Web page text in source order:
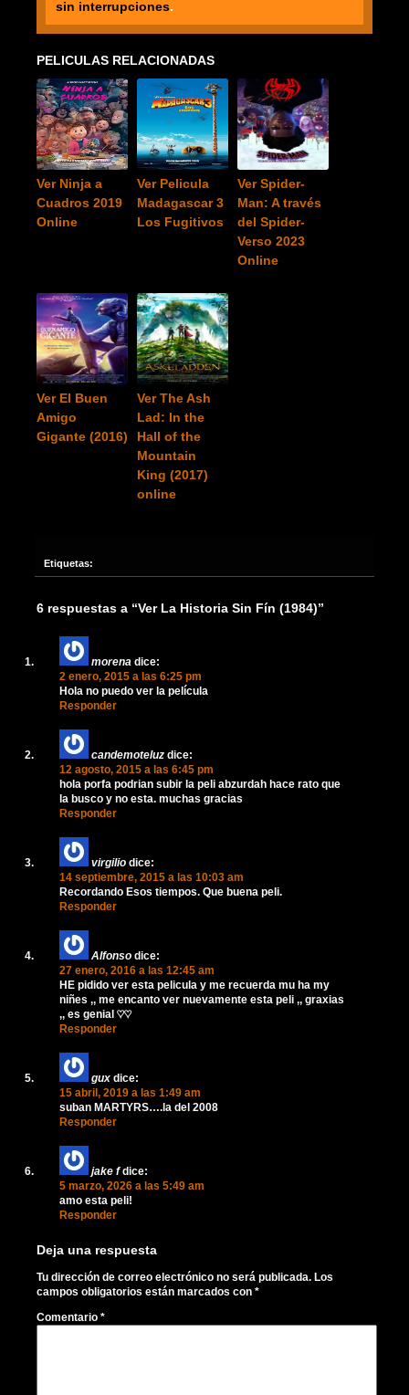
sin interrupciones.
PELICULAS RELACIONADAS
Ver Ninja a
Cuadros 2019
Online
Ver Pelicula
Madagascar 3
Los Fugitivos
Ver Spider-
Man: A través
del Spider-
Verso 2023
Online
Ver El Buen
Amigo
Gigante (2016)
Ver The Ash
Lad: In the
Hall of the
Mountain
King (2017)
online
Etiquetas:
6 respuestas a “Ver La Historia Sin Fín (1984)”
morena dice:
2 enero, 2015 a las 6:25 pm
Hola no puedo ver la película
Responder
candemoteluz dice:
12 agosto, 2015 a las 6:45 pm
hola porfa podrian subir la peli abzurdah hace rato que
la busco y no esta. muchas gracias
Responder
virgilio dice:
14 septiembre, 2015 a las 10:03 am
Recordando Esos tiempos. Que buena peli.
Responder
Alfonso dice:
27 enero, 2016 a las 12:45 am
HE pidido ver esta pelicula y me recuerda mu ha my
niñes ,, me encanto ver nuevamente esta peli ,, graxias
,, es genial ♡♡
Responder
gux dice:
15 abril, 2019 a las 1:49 am
suban MARTYRS….la del 2008
Responder
jake f dice:
5 marzo, 2026 a las 5:49 am
amo esta peli!
Responder
Deja una respuesta
Tu dirección de correo electrónico no será publicada. Los
campos obligatorios están marcados con *
Comentario *